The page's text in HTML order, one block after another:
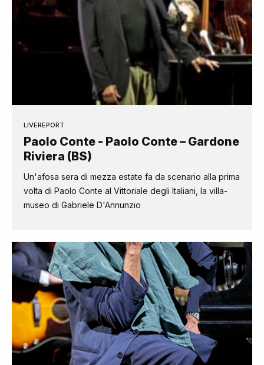
LIVEREPORT
Paolo Conte - Paolo Conte – Gardone
Riviera (BS)
Un'afosa sera di mezza estate fa da scenario alla prima
volta di Paolo Conte al Vittoriale degli Italiani, la villa-
museo di Gabriele D'Annunzio